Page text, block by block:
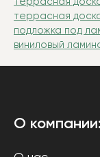
террасная
подложка под
виниловый
О компании: